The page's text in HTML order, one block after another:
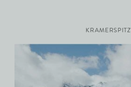
KRAMERSPITZ